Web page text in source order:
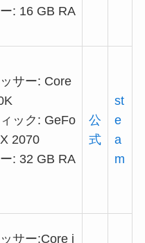
: 16 GB RA
サー: Core
ック: GeFo
2070
: 32 GB RA
公
式
st
e
a
m
サー:Core i